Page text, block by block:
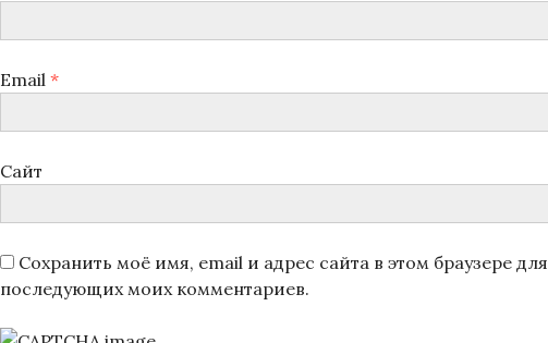
Email *
Сайт
Сохранить моё имя, email и адрес сайта в этом браузере для
последующих моих комментариев.